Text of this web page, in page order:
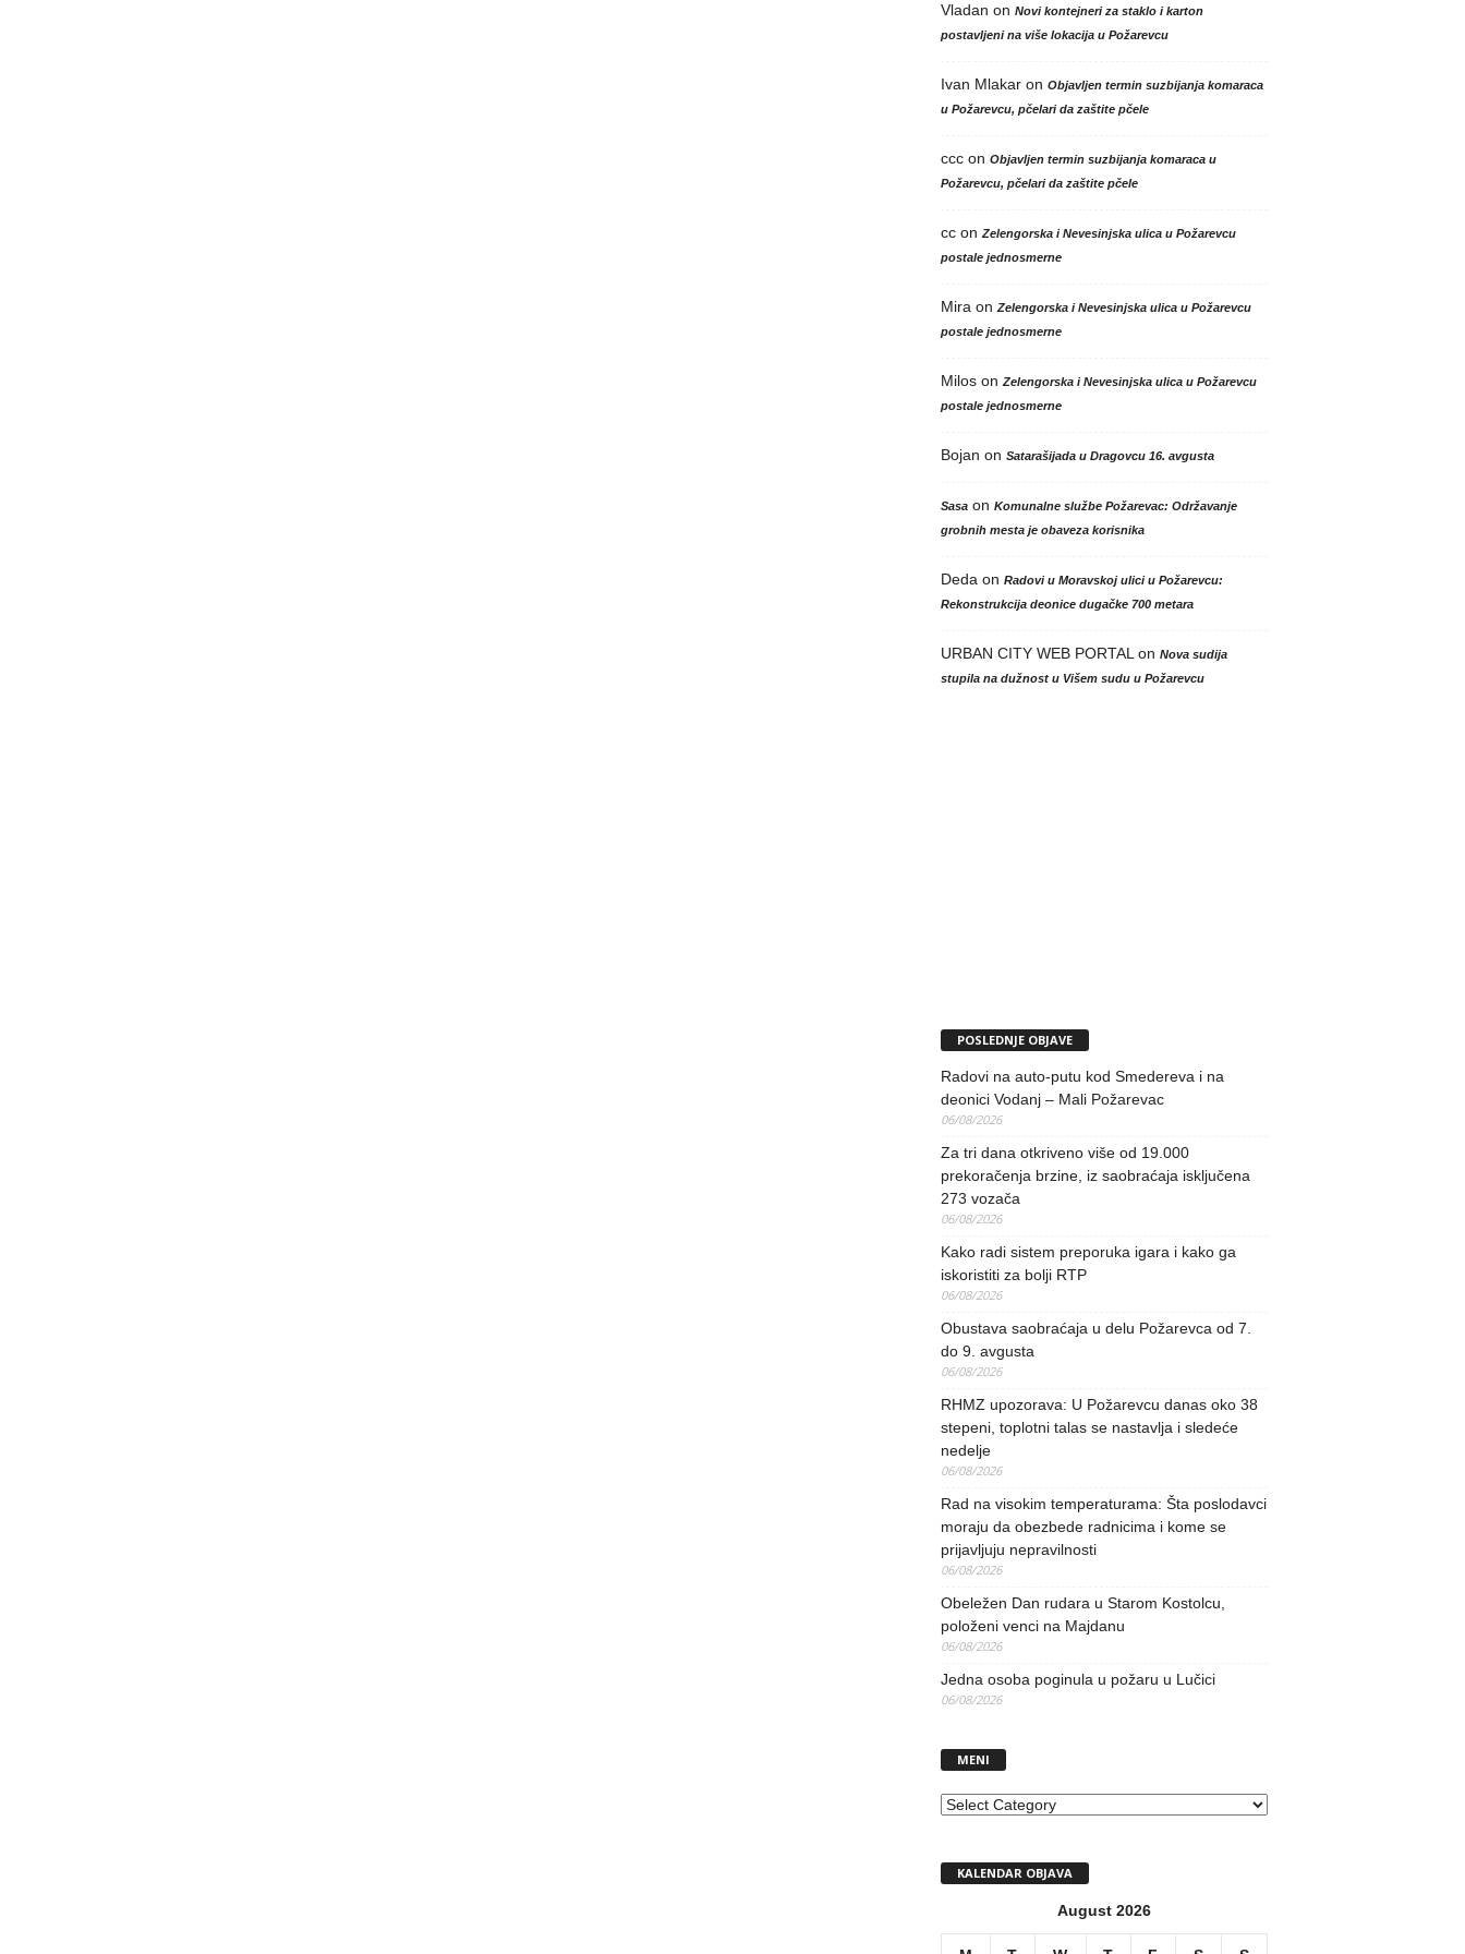
Vladan on Novi kontejneri za staklo i karton
postavljeni na više lokacija u Požarevcu
Ivan Mlakaron Objavljen termin suzbijanja komaraca
u Požarevcu, pčelari da zaštite pčele
cccon Objavljen termin suzbijanja komaraca u
Požarevcu, pčelari da zaštite pčele
ccon Zelengorska i Nevesinjska ulica u Požarevcu
postale jednosmerne
Mira on Zelengorska i Nevesinjska ulica u Požarevcu
postale jednosmerne
Miloson Zelengorska i Nevesinjska ulica u Požarevcu
postale jednosmerne
Bojan on Satarašijada u Dragovcu 16. avgusta
Sasaon Komunalne službe Požarevac: Održavanje
grobnih mesta je obaveza korisnika
Deda on Radovi u Moravskoj ulici u Požarevcu:
Rekonstrukcija deonice dugačke 700 metara
URBAN CITY WEB PORTAL on Nova sudija
stupila na dužnost u Višem sudu u Požarevcu
POSLEDNJE OBJAVE
Radovi na auto-putu kod Smedereva i na
deonici Vodanj – Mali Požarevac
06/08/2026
Za tri dana otkriveno više od 19.000
prekoračenja brzine, iz saobraćaja isključena
273 vozača
06/08/2026
Kako radi sistem preporuka igara i kako ga
iskoristiti za bolji RTP
06/08/2026
Obustava saobraćaja u delu Požarevca od 7.
do 9. avgusta
06/08/2026
RHMZ upozorava: U Požarevcu danas oko 38
stepeni, toplotni talas se nastavlja i sledeće
nedelje
06/08/2026
Rad na visokim temperaturama: Šta poslodavci
moraju da obezbede radnicima i kome se
prijavljuju nepravilnosti
06/08/2026
Obeležen Dan rudara u Starom Kostolcu,
položeni venci na Majdanu
06/08/2026
Jedna osoba poginula u požaru u Lučici
06/08/2026
MENI
MENI
KALENDAR OBJAVA
August 2026